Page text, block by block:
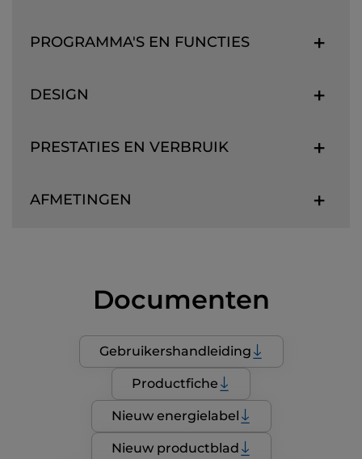
PROGRAMMA'S EN FUNCTIES
DESIGN
PRESTATIES EN VERBRUIK
AFMETINGEN
Documenten
Gebruikershandleiding
Productfiche
Nieuw energielabel
Nieuw productblad